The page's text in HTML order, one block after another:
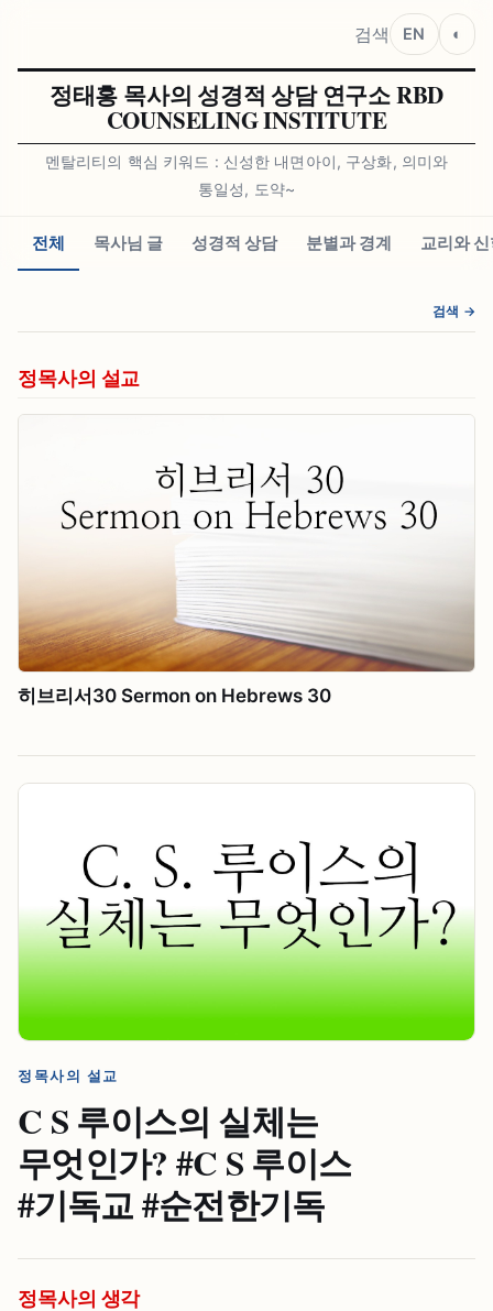
정태홍 목사의 성경적 상담 연구소 RBD
COUNSELING INSTITUTE
멘탈리티의 핵심 키워드 : 신성한 내면아이, 구상화, 의미와
통일성, 도약~
검색 EN ◐
전체 목사님 글 성경적 상담 분별과 경계 교리와
검색 →
정목사의 설교
히브리서30 Sermon on Hebrews 30
정목사의 설교
C S 루이스의 실체는
무엇인가? #⁠C S 루이스
#⁠기독교 #⁠순전한기독
정목사의 생각